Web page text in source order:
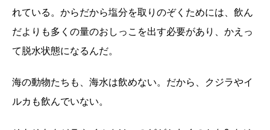
れている。からだから塩分を取りのぞくためには、飲ん
だよりも多くの量のおしっこを出す必要があり、かえっ
て脱水状態になるんだ。
海の動物たちも、海水は飲めない。だから、クジラやイ
ルカも飲んでいない。